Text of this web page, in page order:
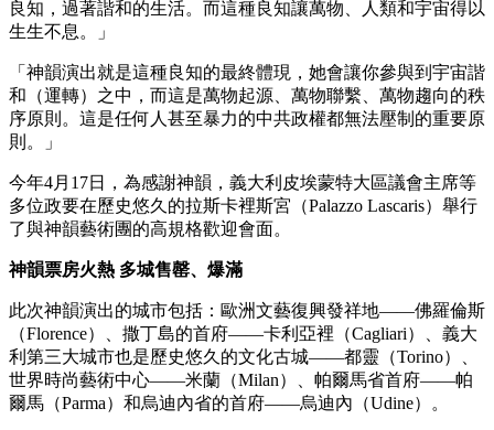
良知，過著諧和的生活。而這種良知讓萬物、人類和宇宙得以
生生不息。」
「神韻演出就是這種良知的最終體現，她會讓你參與到宇宙諧
和（運轉）之中，而這是萬物起源、萬物聯繫、萬物趨向的秩
序原則。這是任何人甚至暴力的中共政權都無法壓制的重要原
則。」
今年4月17日，為感謝神韻，義大利皮埃蒙特大區議會主席等
多位政要在歷史悠久的拉斯卡裡斯宮（Palazzo Lascaris）舉行
了與神韻藝術團的高規格歡迎會面。
神韻票房火熱 多城售罄、爆滿
此次神韻演出的城市包括：歐洲文藝復興發祥地——佛羅倫斯
（Florence）、撒丁島的首府——卡利亞裡（Cagliari）、義大
利第三大城市也是歷史悠久的文化古城——都靈（Torino）、
世界時尚藝術中心——米蘭（Milan）、帕爾馬省首府——帕
爾馬（Parma）和烏迪內省的首府——烏迪內（Udine）。